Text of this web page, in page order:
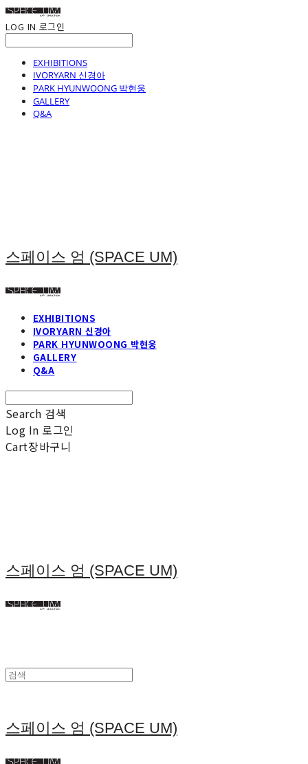
LOG IN 로그인
EXHIBITIONS
IVORYARN 신경아
PARK HYUNWOONG 박현웅
GALLERY
Q&A
스페이스 엄 (SPACE UM)
EXHIBITIONS
IVORYARN 신경아
PARK HYUNWOONG 박현웅
GALLERY
Q&A
Search 검색
Log In 로그인
Cart장바구니
스페이스 엄 (SPACE UM)
스페이스 엄 (SPACE UM)